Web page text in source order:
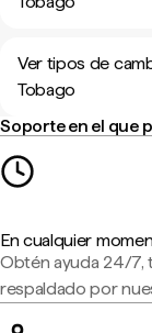
Ver tipos de
Tobago
Soporte en el que
En cualquier
Obtén ayuda 24/7,
respaldado por